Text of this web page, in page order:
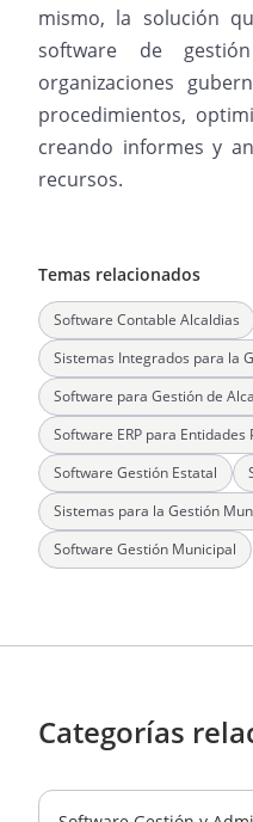
mismo, la solución
software de
organizaciones
procedimientos,
creando informes y
recursos.
Temas relacionados
Software Contable Alcaldias
Sistemas Integrados para la
Software para Gestión de
Software ERP para Entidades
Software Gestión Estatal
Sistemas para la Gestión
Software Gestión Municipal
Categorías